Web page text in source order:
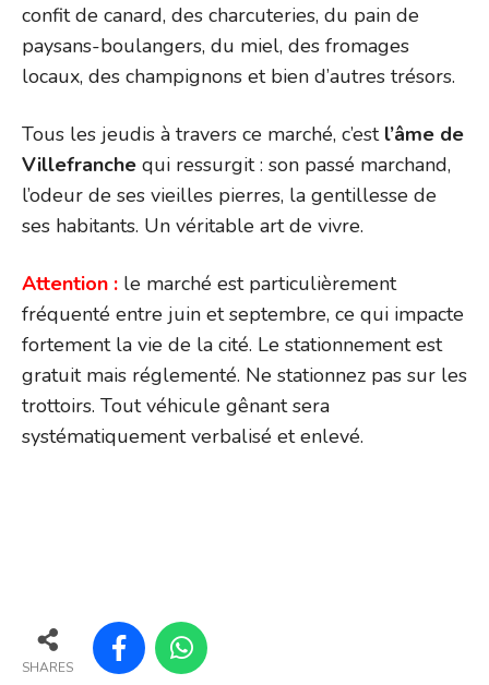
confit de canard, des charcuteries, du pain de
paysans-boulangers, du miel, des fromages
locaux, des champignons et bien d’autres trésors.
Tous les jeudis à travers ce marché, c’est l’âme de
Villefranche qui ressurgit : son passé marchand,
l’odeur de ses vieilles pierres, la gentillesse de
ses habitants. Un véritable art de vivre.
Attention : le marché est particulièrement
fréquenté entre juin et septembre, ce qui impacte
fortement la vie de la cité. Le stationnement est
gratuit mais réglementé. Ne stationnez pas sur les
trottoirs. Tout véhicule gênant sera
systématiquement verbalisé et enlevé.
SHARES